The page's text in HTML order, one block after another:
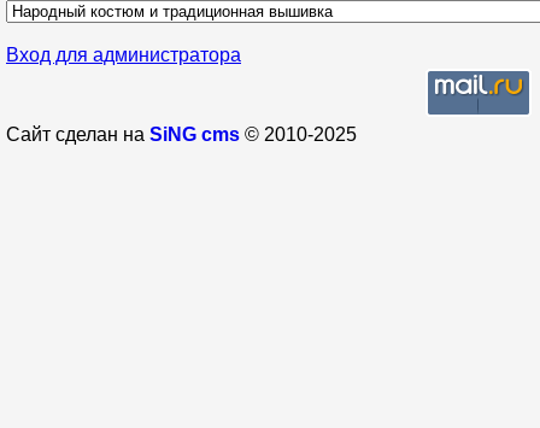
Вход для администратора
Сайт сделан на SiNG cms © 2010-2025